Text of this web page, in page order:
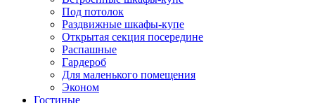
Под потолок
Раздвижные шкафы-купе
Открытая секция посередине
Распашные
Гардероб
Для маленького помещения
Эконом
Гостиные